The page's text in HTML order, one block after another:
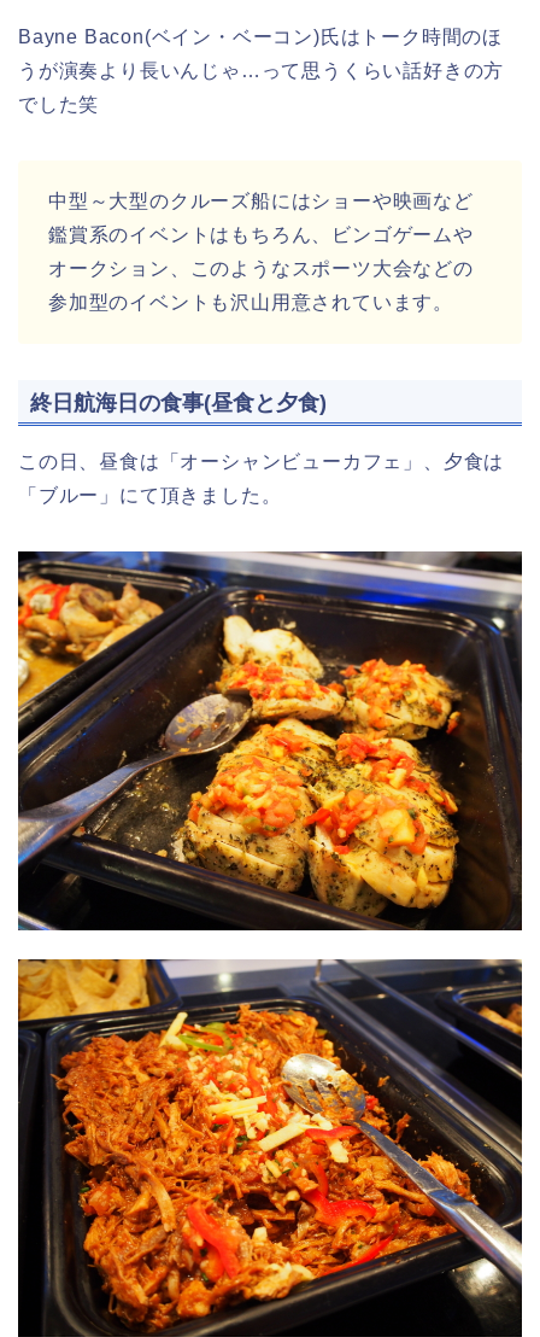
Bayne Bacon(ベイン・ベーコン)氏はトーク時間のほ
うが演奏より長いんじゃ…って思うくらい話好きの方
でした笑
中型～大型のクルーズ船にはショーや映画など
鑑賞系のイベントはもちろん、ビンゴゲームや
オークション、このようなスポーツ大会などの
参加型のイベントも沢山用意されています。
終日航海日の食事(昼食と夕食)
この日、昼食は「オーシャンビューカフェ」、夕食は
「ブルー」にて頂きました。